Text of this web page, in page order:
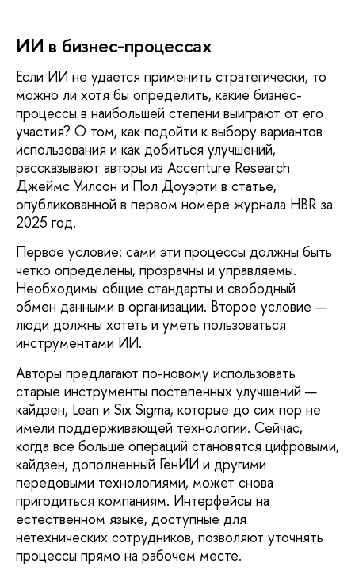
ИИ в бизнес-процессах
Если ИИ не удается применить стратегиче­ски, то
можно ли хотя бы определить, какие бизнес-
процессы в наибольшей степени вы­играют от его
участия? О том, как подойти к выбору вариантов
использования и как добиться улучшений,
рассказывают авторы из Accenture Research
Джеймс Уилсон и Пол Доуэрти в статье,
опубликованной в первом номере журнала HBR за
2025 год.
Первое условие: сами эти процессы должны быть
четко определены, прозрачны и управляемы.
Необходимы общие стандарты и свободный
обмен данными в организа­ции. Второе условие —
люди должны хотеть и уметь пользоваться
инструментами ИИ.
Авторы предлагают по-новому исполь­зовать
старые инструменты постепенных улучшений —
кайдзен, Lean и Six Sigma, которые до сих пор не
имели поддержива­ющей технологии. Сейчас,
когда все больше операций становятся цифровыми,
кайдзен, дополненный ГенИИ и другими
передовыми технологиями, может снова
пригодиться компаниям. Интерфейсы на
естественном языке, доступные для
нетехнических сотруд­ников, позволяют уточнять
процессы прямо на рабочем месте.